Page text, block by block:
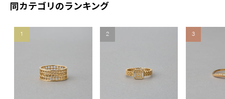
同カテゴリのランキング
1 2 3